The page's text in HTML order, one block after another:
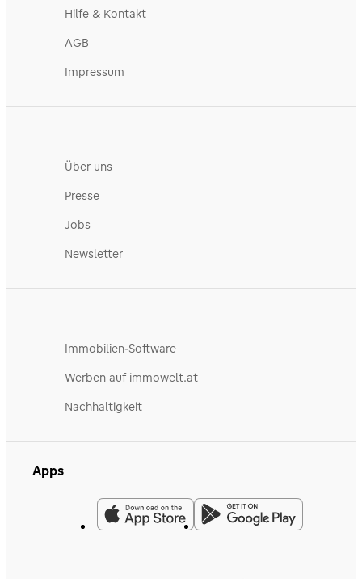
Hilfe & Kontakt
AGB
Impressum
Über uns
Presse
Jobs
Newsletter
Immobilien-Software
Werben auf immowelt.at
Nachhaltigkeit
Apps